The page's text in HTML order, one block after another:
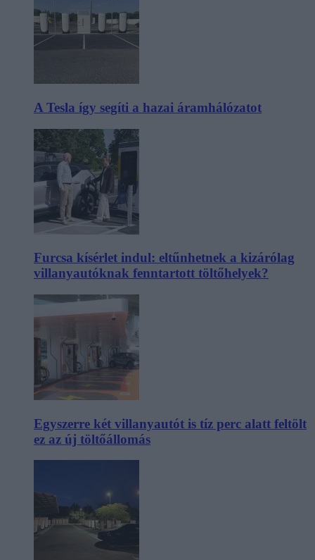
A Tesla így segíti a hazai áramhálózatot
Furcsa kísérlet indul: eltűnhetnek a kizárólag
villanyautóknak fenntartott töltőhelyek?
Egyszerre két villanyautót is tíz perc alatt feltölt
ez az új töltőállomás